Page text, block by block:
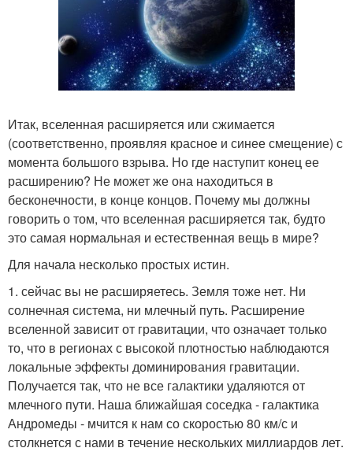
Итак, вселенная расширяется или сжимается
(соответственно, проявляя красное и синее смещение) с
момента большого взрыва. Но где наступит конец ее
расширению? Не может же она находиться в
бесконечности, в конце концов. Почему мы должны
говорить о том, что вселенная расширяется так, будто
это самая нормальная и естественная вещь в мире?
Для начала несколько простых истин.
1. сейчас вы не расширяетесь. Земля тоже нет. Ни
солнечная система, ни млечный путь. Расширение
вселенной зависит от гравитации, что означает только
то, что в регионах с высокой плотностью наблюдаются
локальные эффекты доминирования гравитации.
Получается так, что не все галактики удаляются от
млечного пути. Наша ближайшая соседка - галактика
Андромеды - мчится к нам со скоростью 80 км/с и
столкнется с нами в течение нескольких миллиардов лет.